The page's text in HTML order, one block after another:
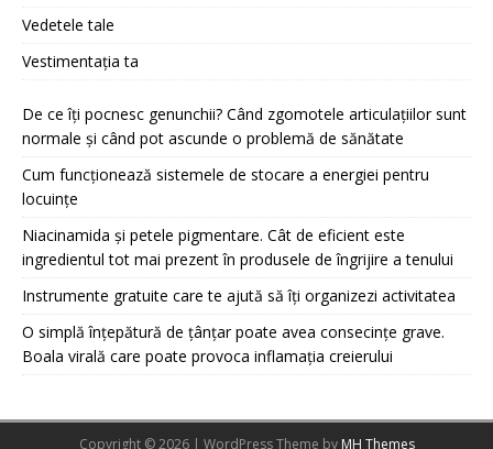
Vedetele tale
Vestimentația ta
De ce îți pocnesc genunchii? Când zgomotele articulațiilor sunt
normale și când pot ascunde o problemă de sănătate
Cum funcționează sistemele de stocare a energiei pentru
locuințe
Niacinamida și petele pigmentare. Cât de eficient este
ingredientul tot mai prezent în produsele de îngrijire a tenului
Instrumente gratuite care te ajută să îți organizezi activitatea
O simplă înțepătură de țânțar poate avea consecințe grave.
Boala virală care poate provoca inflamația creierului
Copyright © 2026 | WordPress Theme by MH Themes